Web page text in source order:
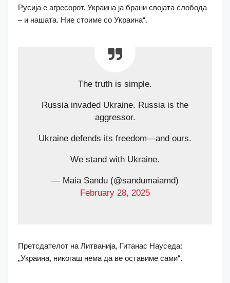
Русија е агресорот. Украина ја брани својата слобода
– и нашата. Ние стоиме со Украина“.
The truth is simple.
Russia invaded Ukraine. Russia is the
aggressor.
Ukraine defends its freedom—and ours.
We stand with Ukraine.
— Maia Sandu (@sandumaiamd)
February 28, 2025
Претсдателот на Литванија, Гитанас Науседа:
„Украина, никогаш нема да ве оставиме сами“.